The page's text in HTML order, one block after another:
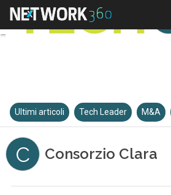
Ultimi articoli Tech Leader M&A
C Consorzio Clara